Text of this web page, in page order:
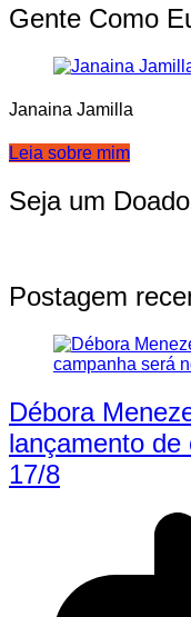
Gente Como
Janaina Jamilla
Leia sobre mim
Seja um
Postagem
Débora
lançamento
17/8